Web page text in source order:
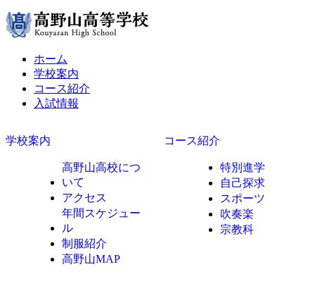
ホーム
学校案内
コース紹介
入試情報
学校案内
高野山高校につ
いて
アクセス
年間スケジュー
ル
制服紹介
高野山MAP
コース紹介
特別進学
自己探求
スポーツ
吹奏楽
宗教科